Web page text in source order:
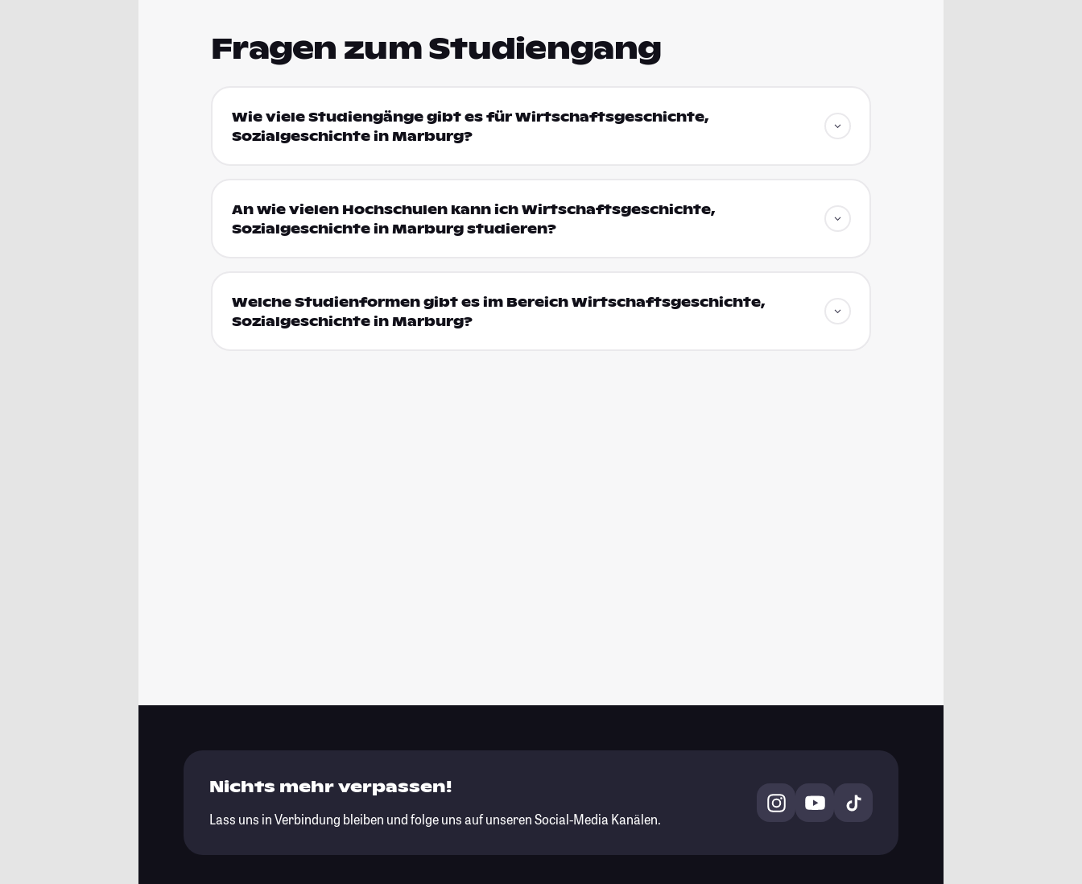
Fragen zum Studiengang
Wie viele Studiengänge gibt es für Wirtschaftsgeschichte,
Sozialgeschichte in Marburg?
An wie vielen Hochschulen kann ich Wirtschaftsgeschichte,
Sozialgeschichte in Marburg studieren?
Welche Studienformen gibt es im Bereich Wirtschaftsgeschichte,
Sozialgeschichte in Marburg?
Nichts mehr verpassen!
Lass uns in Verbindung bleiben und folge uns auf unseren Social-Media Kanälen.